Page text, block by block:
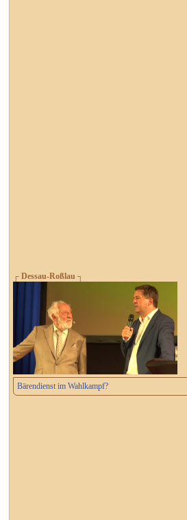
┌ Dessau-Roßlau ┐
Bärendienst im Wahlkampf?